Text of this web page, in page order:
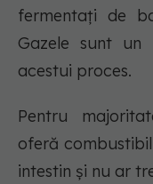
fermentați de
Gazele sunt un
acestui proces.
Pentru
oferă
intestin și nu ar